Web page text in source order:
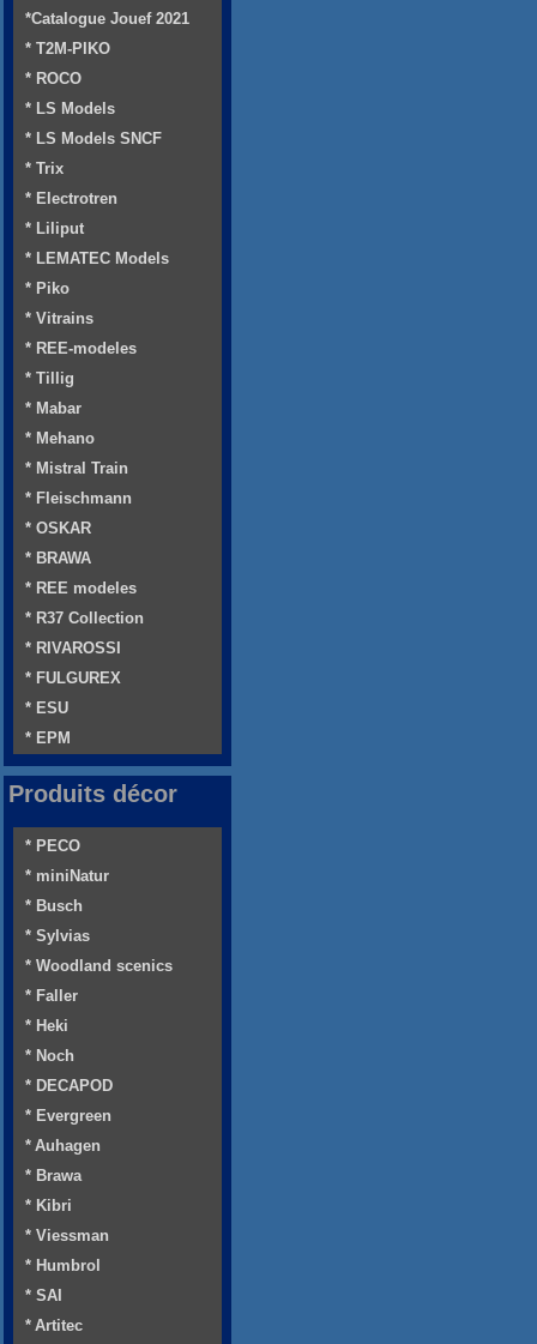
*Catalogue Jouef 2021
* T2M-PIKO
* ROCO
* LS Models
* LS Models SNCF
* Trix
* Electrotren
* Liliput
* LEMATEC Models
* Piko
* Vitrains
* REE-modeles
* Tillig
* Mabar
* Mehano
* Mistral Train
* Fleischmann
* OSKAR
* BRAWA
* REE modeles
* R37 Collection
* RIVAROSSI
* FULGUREX
* ESU
* EPM
Produits décor
* PECO
* miniNatur
* Busch
* Sylvias
* Woodland scenics
* Faller
* Heki
* Noch
* DECAPOD
* Evergreen
* Auhagen
* Brawa
* Kibri
* Viessman
* Humbrol
* SAI
* Artitec